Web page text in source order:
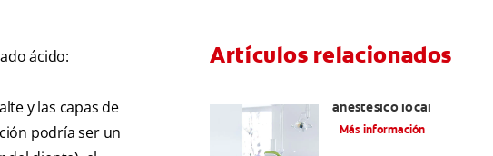
ácido:
y las capas de
podría ser un
Artículos relacionados
anestésico local
Más información